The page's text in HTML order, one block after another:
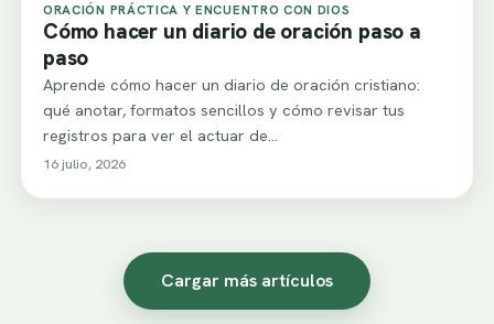
ORACIÓN PRÁCTICA Y ENCUENTRO CON DIOS
Cómo hacer un diario de oración paso a
paso
Aprende cómo hacer un diario de oración cristiano:
qué anotar, formatos sencillos y cómo revisar tus
registros para ver el actuar de…
16 julio, 2026
Cargar más artículos